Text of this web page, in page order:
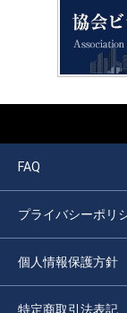
FAQ
プライバシーポリ
個人情報保護方針
特定商取引法表記